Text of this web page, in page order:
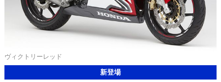
ヴィクトリーレッド
新登場